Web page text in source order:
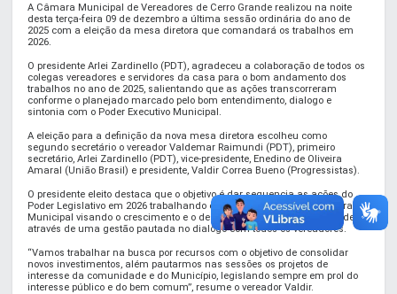
A Câmara Municipal de Vereadores de Cerro Grande realizou na noite
desta terça-feira 09 de dezembro a última sessão ordinária do ano de
2025 com a eleição da mesa diretora que comandará os trabalhos em
2026.
O presidente Arlei Zardinello (PDT), agradeceu a colaboração de todos os
colegas vereadores e servidores da casa para o bom andamento dos
trabalhos no ano de 2025, salientando que as ações transcorreram
conforme o planejado marcado pelo bom entendimento, dialogo e
sintonia com o Poder Executivo Municipal.
A eleição para a definição da nova mesa diretora escolheu como
segundo secretário o vereador Valdemar Raimundi (PDT), primeiro
secretário, Arlei Zardinello (PDT), vice-presidente, Enedino de Oliveira
Amaral (União Brasil) e presidente, Valdir Correa Bueno (Progressistas).
O presidente eleito destaca que o objetivo é dar sequencia as ações do
Poder Legislativo em 2026 trabalhando em conjunto com a Administração
Municipal visando o crescimento e o desenvolvimento de Cerro Grande,
através de uma gestão pautada no dialogo com todos os vereadores.
“Vamos trabalhar na busca por recursos com o objetivo de consolidar
novos investimentos, além pautarmos nas sessões os projetos de
interesse da comunidade e do Município, legislando sempre em prol do
interesse público e do bem comum”, resume o vereador Valdir.